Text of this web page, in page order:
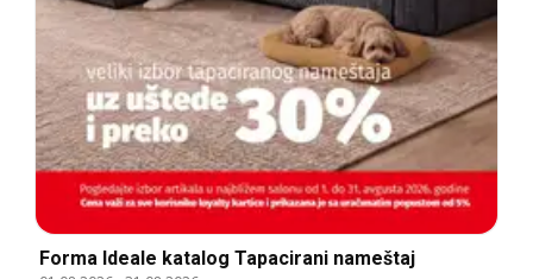
Forma Ideale katalog Tapacirani nameštaj